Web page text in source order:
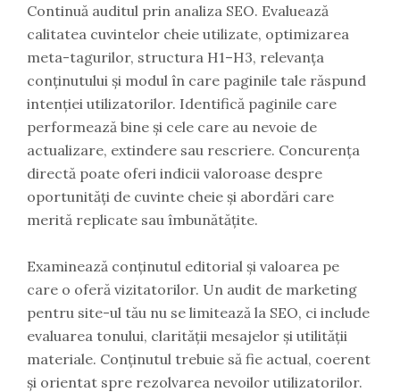
Continuă auditul prin analiza SEO. Evaluează
calitatea cuvintelor cheie utilizate, optimizarea
meta-tagurilor, structura H1–H3, relevanța
conținutului și modul în care paginile tale răspund
intenției utilizatorilor. Identifică paginile care
performează bine și cele care au nevoie de
actualizare, extindere sau rescriere. Concurența
directă poate oferi indicii valoroase despre
oportunități de cuvinte cheie și abordări care
merită replicate sau îmbunătățite.
Examinează conținutul editorial și valoarea pe
care o oferă vizitatorilor. Un audit de marketing
pentru site-ul tău nu se limitează la SEO, ci include
evaluarea tonului, clarității mesajelor și utilității
materiale. Conținutul trebuie să fie actual, coerent
și orientat spre rezolvarea nevoilor utilizatorilor.